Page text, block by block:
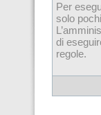
Per
solo
di
regole.